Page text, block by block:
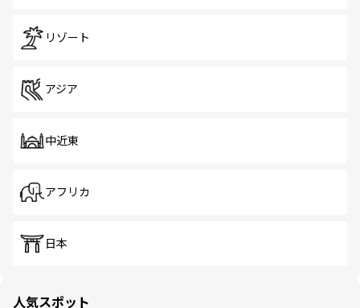
リゾート
アジア
中近東
アフリカ
日本
人気スポット